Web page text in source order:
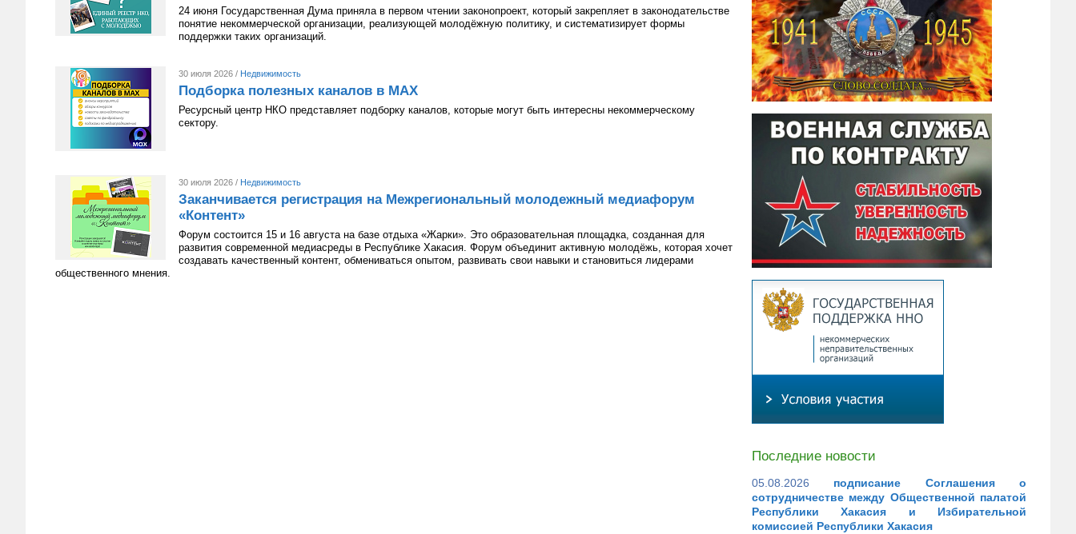
24 июня Государственная Дума приняла в первом чтении законопроект, который закрепляет в законодательстве
понятие некоммерческой организации, реализующей молодёжную политику, и систематизирует формы
поддержки таких организаций.
30 июля 2026 / Недвижимость
Подборка полезных каналов в МАХ
Ресурсный центр НКО представляет подборку каналов, которые могут быть интересны некоммерческому
сектору.
30 июля 2026 / Недвижимость
Заканчивается регистрация на Межрегиональный молодежный медиафорум
«Контент»
Форум состоится 15 и 16 августа на базе отдыха «Жарки». Это образовательная площадка, созданная для
развития современной медиасреды в Республике Хакасия. Форум объединит активную молодёжь, которая хочет
создавать качественный контент, обмениваться опытом, развивать свои навыки и становиться лидерами
общественного мнения.
Последние новости
05.08.2026
подписание Соглашения о
сотрудничестве между Общественной палатой
Республики Хакасия и Избирательной
комиссией Республики Хакасия